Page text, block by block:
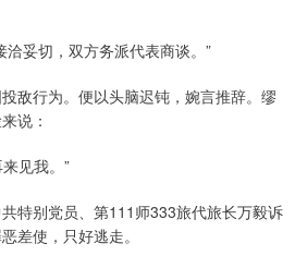
妥切，双方务派代表商谈。”
敌行为。便以头脑迟钝，婉言推辞。缪
说：
见我。”
特别党员、第111师333旅代旅长万毅诉
差使，只好逃走。